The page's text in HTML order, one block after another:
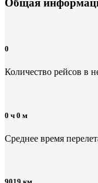
Общая
0
Количество рейсов в
0 ч 0 м
Среднее время